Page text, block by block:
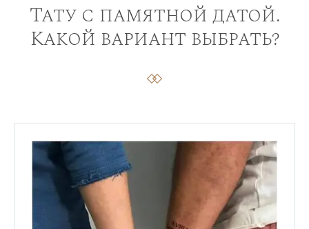
Тату с памятной датой.
Какой вариант выбрать?